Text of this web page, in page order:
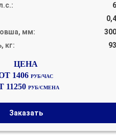
мм:
кг:
1406РУБ/ЧАС
11250РУБ/СМЕНА
Заказать